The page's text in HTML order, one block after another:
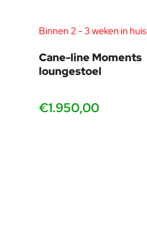
Binnen 2 - 3 weken in huis
Cane-line Moments
loungestoel
€1.950,00